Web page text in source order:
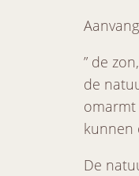
” de
de
omarmt
kunnen
De